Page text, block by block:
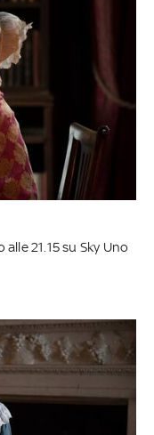
21.15 su Sky Uno